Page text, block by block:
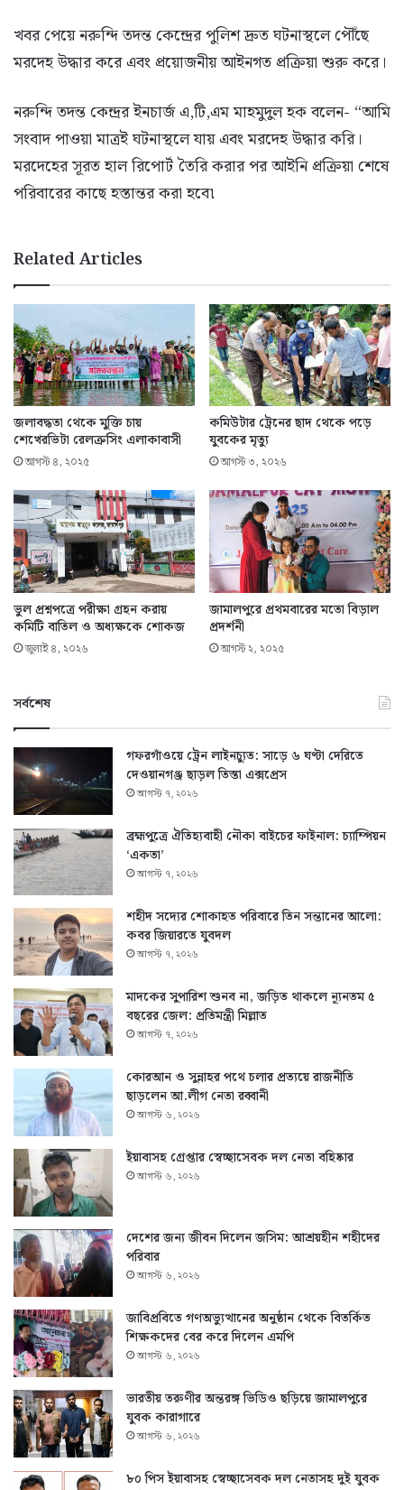
খবর পেয়ে নরুন্দি তদন্ত কেন্দ্রের পুলিশ দ্রুত ঘটনাস্থলে পৌঁছে
মরদেহ উদ্ধার করে এবং প্রয়োজনীয় আইনগত প্রক্রিয়া শুরু করে।
নরুন্দি তদন্ত কেন্দ্রর ইনচার্জ এ,টি,এম মাহমুদুল হক বলেন- “আমি
সংবাদ পাওয়া মাত্রই ঘটনাস্থলে যায় এবং মরদেহ উদ্ধার করি।
মরদেহের সূরত হাল রিপোর্ট তৈরি করার পর আইনি প্রক্রিয়া শেষে
পরিবারের কাছে হস্তান্তর করা হবে৷
Related Articles
জলাবদ্ধতা থেকে মুক্তি চায়
শেখেরভিটা রেলক্রসিং এলাকাবাসী
আগস্ট ৪, ২০২৫
কমিউটার ট্রেনের ছাদ থেকে পড়ে
যুবকের মৃত্যু
আগস্ট ৩, ২০২৬
ভুল প্রশ্নপত্রে পরীক্ষা গ্রহন করায়
কমিটি বাতিল ও অধ্যক্ষকে শোকজ
জুলাই ৪, ২০২৬
জামালপুরে প্রথমবারের মতো বিড়াল
প্রদর্শনী
আগস্ট ২, ২০২৫
সর্বশেষ
গফরগাঁওয়ে ট্রেন লাইনচ্যুত: সাড়ে ৬ ঘণ্টা দেরিতে
দেওয়ানগঞ্জ ছাড়ল তিস্তা এক্সপ্রেস
আগস্ট ৭, ২০২৬
ব্রহ্মপুত্রে ঐতিহ্যবাহী নৌকা বাইচের ফাইনাল: চ্যাম্পিয়ন
‘একতা’
আগস্ট ৭, ২০২৬
শহীদ সদ্যের শোকাহত পরিবারে তিন সন্তানের আলো:
কবর জিয়ারতে যুবদল
আগস্ট ৭, ২০২৬
মাদকের সুপারিশ শুনব না, জড়িত থাকলে ন্যূনতম ৫
বছরের জেল: প্রতিমন্ত্রী মিল্লাত
আগস্ট ৭, ২০২৬
কোরআন ও সুন্নাহর পথে চলার প্রত্যয়ে রাজনীতি
ছাড়লেন আ.লীগ নেতা রব্বানী
আগস্ট ৬, ২০২৬
ইয়াবাসহ গ্রেপ্তার স্বেচ্ছাসেবক দল নেতা বহিষ্কার
আগস্ট ৬, ২০২৬
দেশের জন্য জীবন দিলেন জসিম: আশ্রয়হীন শহীদের
পরিবার
আগস্ট ৬, ২০২৬
জাবিপ্রবিতে গণঅভ্যুত্থানের অনুষ্ঠান থেকে বিতর্কিত
শিক্ষকদের বের করে দিলেন এমপি
আগস্ট ৬, ২০২৬
ভারতীয় তরুণীর অন্তরঙ্গ ভিডিও ছড়িয়ে জামালপুরে
যুবক কারাগারে
আগস্ট ৬, ২০২৬
৮০ পিস ইয়াবাসহ স্বেচ্ছাসেবক দল নেতাসহ দুই যুবক